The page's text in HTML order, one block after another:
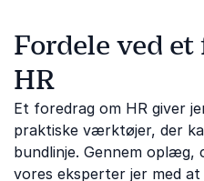
Fordele ved
HR
Et foredrag om HR giver
praktiske værktøjer, der
bundlinje. Gennem oplæg,
vores eksperter jer med